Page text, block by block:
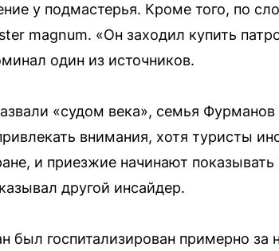
у подмастерья. Кроме того, по
magnum. «Он заходил купить
один из источников.
«судом века», семья
внимания, хотя туристы
и приезжие начинают показывать
другой инсайдер.
госпитализирован примерно за